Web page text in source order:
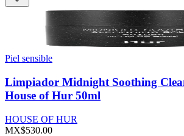
Piel sensible
Limpiador Midnight Soothing
House of Hur 50ml
HOUSE OF HUR
MX$530.00